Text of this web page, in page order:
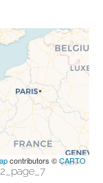
contributors ©CARTO